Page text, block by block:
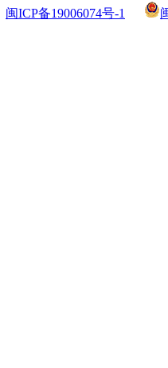
闽ICP备19006074号-1